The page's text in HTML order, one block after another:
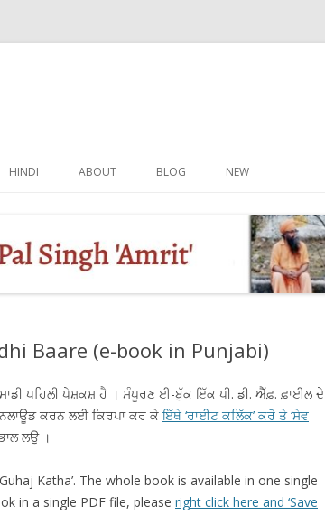
HINDI ABOUT BLOG NEW
Baare (e-book in Punjabi)
ਸਾਡੀ ਪਹਿਲੀ ਪੇਸ਼ਕਸ਼ ਹੈ । ਸੰਪੂਰਣ ਈ-ਬੁੱਕ ਇੱਕ ਪੀ. ਡੀ. ਐੱਫ਼. ਫ਼ਾਈਲ ਦੇ
ਕਰਨ ਲਈ ਕਿਰਪਾ ਕਰ ਕੇਇੱਥੇ ‘ਰਾਈਟ ਕਲਿੱਕ’ ਕਰੋ ਤੇ ‘ਸੇਵ
ਲਉ ।
Katha’. The whole book is available in one single
in a single PDF file, please right click here and ‘Save